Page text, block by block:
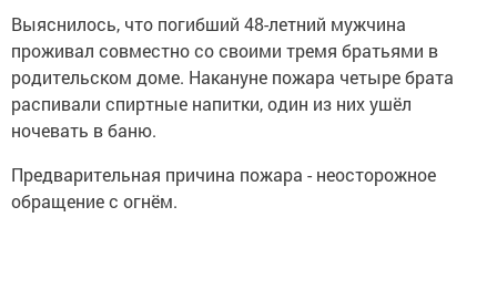
Выяснилось, что погибший 48-летний мужчина
проживал совместно со своими тремя братьями в
родительском доме. Накануне пожара четыре брата
распивали спиртные напитки, один из них ушёл
ночевать в баню.
Предварительная причина пожара - неосторожное
обращение с огнём.